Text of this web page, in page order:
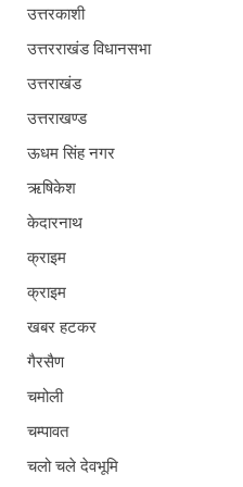
उत्तरकाशी
उत्तरराखंड विधानसभा
उत्तराखंड
उत्तराखण्ड
ऊधम सिंह नगर
ऋषिकेश
केदारनाथ
क्राइम
क्राइम
खबर हटकर
गैरसैण
चमोली
चम्पावत
चलो चले देवभूमि